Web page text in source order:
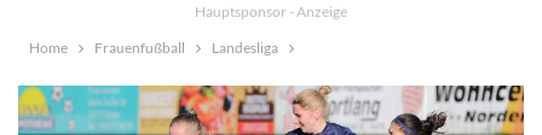
Hauptsponsor - Anzeige
Home
Frauenfußball Landesliga